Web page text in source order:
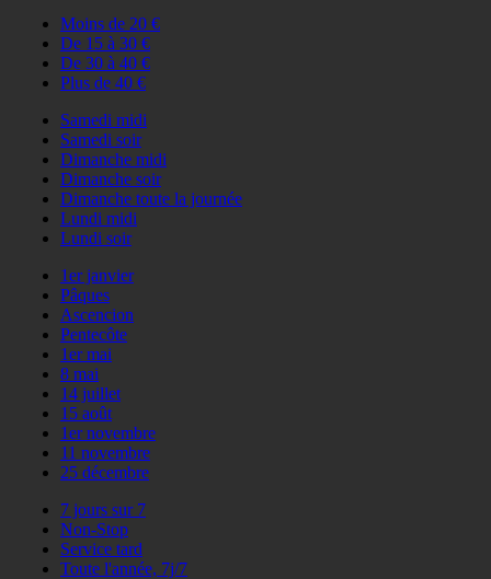
Moins de 20 €
De 15 à 30 €
De 30 à 40 €
Plus de 40 €
Samedi midi
Samedi soir
Dimanche midi
Dimanche soir
Dimanche toute la journée
Lundi midi
Lundi soir
1er janvier
Pâques
Ascencion
Pentecôte
1er mai
8 mai
14 juillet
15 août
1er novembre
11 novembre
25 décembre
7 jours sur 7
Non-Stop
Service tard
Toute l'année, 7j/7